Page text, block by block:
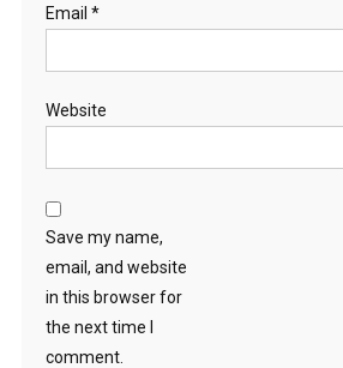
Email *
Website
Save my name,
email, and website
in this browser for
the next time I
comment.